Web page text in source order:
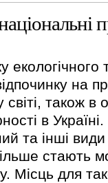
екологічного
на
також в
в
та інші
стають
Місць для